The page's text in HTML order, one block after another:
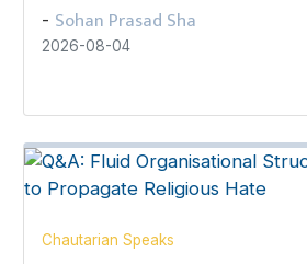
- Sohan Prasad Sha
2026-08-04
Chautarian Speaks